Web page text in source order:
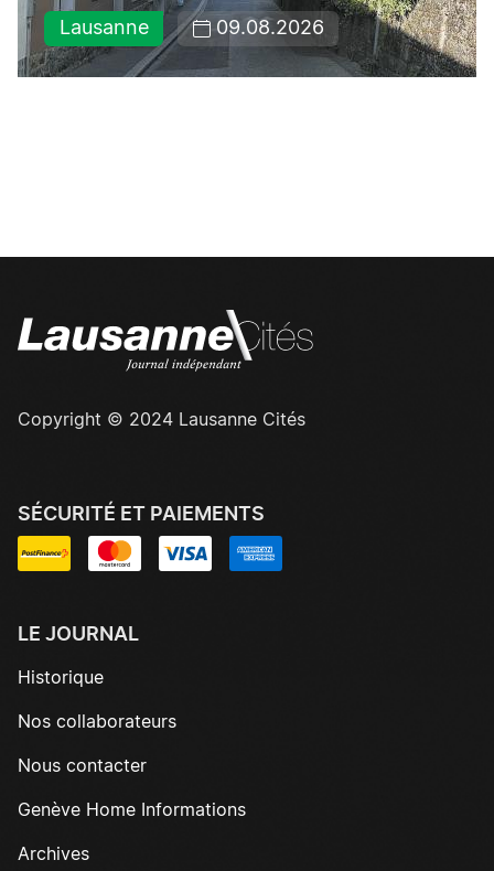
Lausanne 09.08.2026
Copyright © 2024 Lausanne Cités
SÉCURITÉ ET PAIEMENTS
LE JOURNAL
Historique
Nos collaborateurs
Nous contacter
Genève Home Informations
Archives